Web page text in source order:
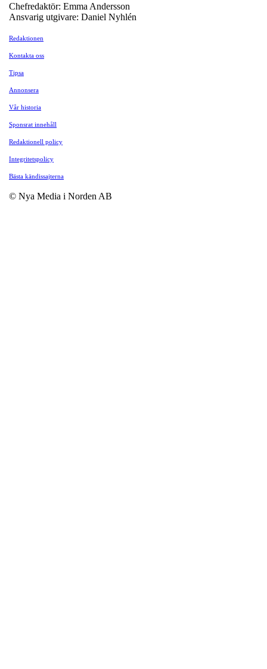
Chefredaktör: Emma Andersson
Ansvarig utgivare: Daniel Nyhlén
Redaktionen
Kontakta oss
Tipsa
Annonsera
Vår historia
Sponsrat innehåll
Redaktionell policy
Integritetspolicy
Bästa kändissajterna
© Nya Media i Norden AB